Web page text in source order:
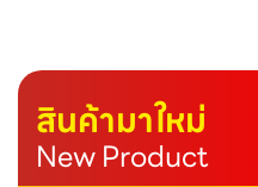
สินค้ามาใหม่
New Product